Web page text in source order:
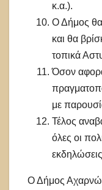
κ.α.).
Ο Δήμος θα
και θα
τοπικά
Όσον
με
Τέλος
όλες οι
Ο Δήμος